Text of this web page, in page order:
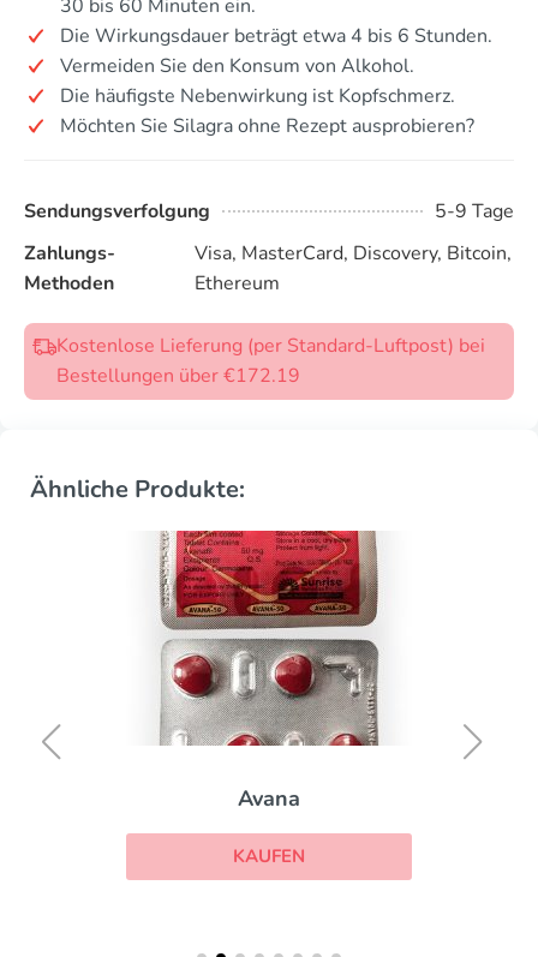
30 bis 60 Minuten ein.
Die Wirkungsdauer beträgt etwa 4 bis 6 Stunden.
Vermeiden Sie den Konsum von Alkohol.
Die häufigste Nebenwirkung ist Kopfschmerz.
Möchten Sie Silagra ohne Rezept ausprobieren?
Sendungsverfolgung
5-9 Tage
Zahlungs-
Methoden
Visa, MasterCard, Discovery, Bitcoin,
Ethereum
Kostenlose Lieferung (per Standard-Luftpost) bei
Bestellungen über €172.19
Ähnliche Produkte:
Avana
KAUFEN